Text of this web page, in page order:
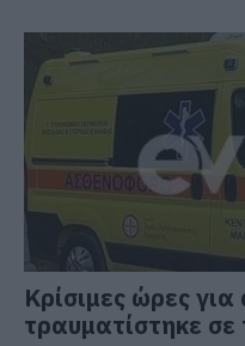
Κρίσιμες ώρες
τραυματίστηκε